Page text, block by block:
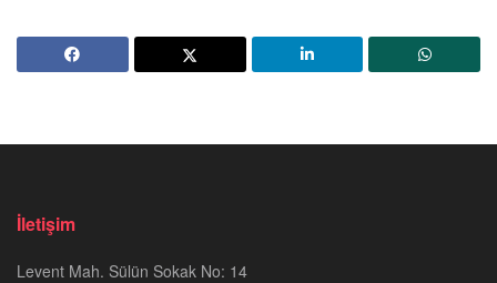
İletişim
Levent Mah. Sülün Sokak No: 14